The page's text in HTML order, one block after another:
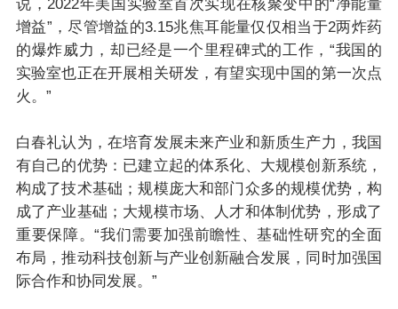
说，2022年美国实验室首次实现在核聚变中的“净能量
增益”，尽管增益的3.15兆焦耳能量仅仅相当于2两炸药
的爆炸威力，却已经是一个里程碑式的工作，“我国的
实验室也正在开展相关研发，有望实现中国的第一次点
火。”
白春礼认为，在培育发展未来产业和新质生产力，我国
有自己的优势：已建立起的体系化、大规模创新系统，
构成了技术基础；规模庞大和部门众多的规模优势，构
成了产业基础；大规模市场、人才和体制优势，形成了
重要保障。“我们需要加强前瞻性、基础性研究的全面
布局，推动科技创新与产业创新融合发展，同时加强国
际合作和协同发展。”